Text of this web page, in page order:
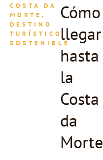
COSTA DA
MORTE,
DESTINO
TURÍSTICO
SOSTENIBLE
Cómo
llegar
hasta
la
Costa
da
Morte